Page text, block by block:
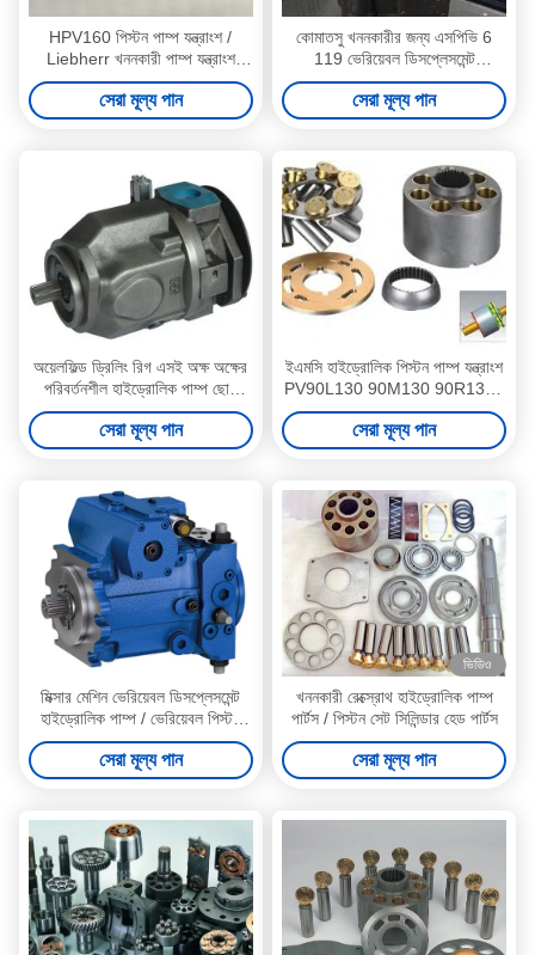
HPV160 পিস্টন পাম্প যন্ত্রাংশ /
Liebherr খননকারী পাম্প যন্ত্রাংশ
Pc50 সুইং মোটর
সেরা মূল্য পান
কোমাতসু খননকারীর জন্য এসপিভি 6
119 ভেরিয়েবল ডিসপ্লেসমেন্ট
হাইড্রোলিক পাম্প মেরামত করা হচ্ছে
সেরা মূল্য পান
অয়েলফিল্ড ড্রিলিং রিগ এসই অক্ষ অক্ষের
পরিবর্তনশীল হাইড্রোলিক পাম্প ছোট
ভলিউম A10VSO100
সেরা মূল্য পান
ইএমসি হাইড্রোলিক পিস্টন পাম্প যন্ত্রাংশ
PV90L130 90M130 90R130 /
খননকারী পাম্প যন্ত্রাংশ
সেরা মূল্য পান
মিক্সার মেশিন ভেরিয়েবল ডিসপ্লেসমেন্ট
হাইড্রোলিক পাম্প / ভেরিয়েবল পিস্টন
হাইড্রোলিক পাম্প
সেরা মূল্য পান
ভিডিও
খননকারী রেক্স্রোথ হাইড্রোলিক পাম্প
পার্টস / পিস্টন সেট সিলিন্ডার হেড পার্টস
সেরা মূল্য পান